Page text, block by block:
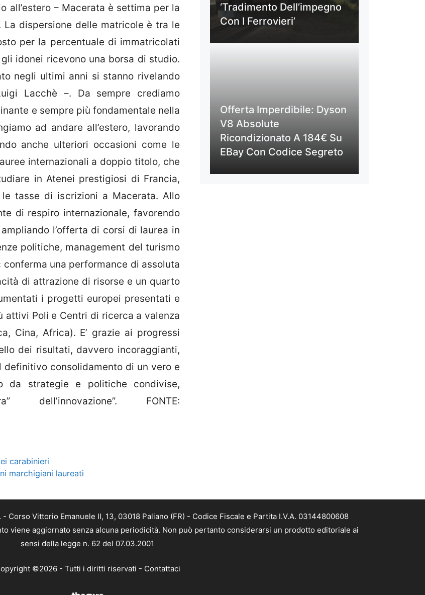
all’estero – Macerata è settima per la
dispersione delle matricole è tra le
per la percentuale di immatricolati
idonei ricevono una borsa di studio.
negli ultimi anni si stanno rivelando
Lacchè –. Da sempre crediamo
e sempre più fondamentale nella
ad andare all’estero, lavorando
anche ulteriori occasioni come le
internazionali a doppio titolo, che
in Atenei prestigiosi di Francia,
tasse di iscrizioni a Macerata. Allo
di respiro internazionale, favorendo
l’offerta di corsi di laurea in
politiche, management del turismo
una performance di assoluta
di attrazione di risorse e un quarto
i progetti europei presentati e
attivi Poli e Centri di ricerca a valenza
Cina, Africa). E’ grazie ai progressi
dei risultati, davvero incoraggianti,
definitivo consolidamento di un vero e
da strategie e politiche condivise,
FONTE:
carabinieri
marchigiani laureati
‘Tradimento Dell’impegno
Con I Ferrovieri’
Offerta Imperdibile: Dyson
V8 Absolute
Ricondizionato A 184€ Su
EBay Con Codice Segreto
Corso Vittorio Emanuele II, 13, 03018 Paliano (FR) - Codice Fiscale e Partita I.V.A. 03144800608
viene aggiornato senza alcuna periodicità. Non può pertanto considerarsi un prodotto editoriale ai
sensi della legge n. 62 del 07.03.2001
©2026 - Tutti i diritti riservati - Contattaci